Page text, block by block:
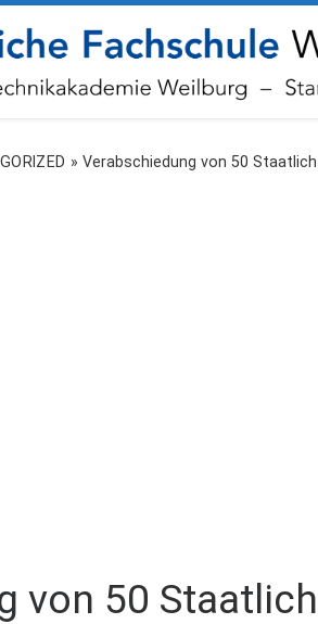
» Verabschiedung von 50
von 50